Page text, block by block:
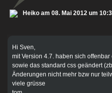
Heiko am 08. Mai 2012 um
Hi Sven,
mit Version 4.7. haben sich
sowie das standard css geändert
Änderungen nicht mehr bzw nur
viele grüsse